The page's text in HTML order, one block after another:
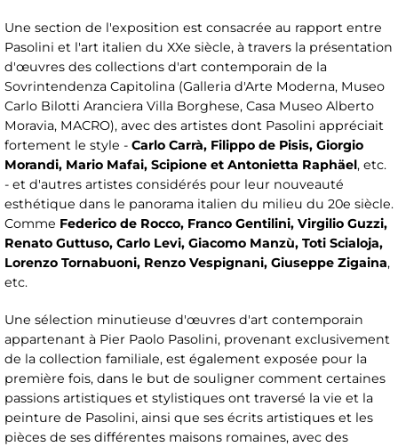
Une section de l'exposition est consacrée au rapport entre
Pasolini et l'art italien du XXe siècle, à travers la présentation
d'œuvres des collections d'art contemporain de la
Sovrintendenza Capitolina (Galleria d'Arte Moderna, Museo
Carlo Bilotti Aranciera Villa Borghese, Casa Museo Alberto
Moravia, MACRO), avec des artistes dont Pasolini appréciait
fortement le style - Carlo Carrà, Filippo de Pisis, Giorgio
Morandi, Mario Mafai, Scipione et Antonietta Raphäel, etc.
- et d'autres artistes considérés pour leur nouveauté
esthétique dans le panorama italien du milieu du 20e siècle.
Comme Federico de Rocco, Franco Gentilini, Virgilio Guzzi,
Renato Guttuso, Carlo Levi, Giacomo Manzù, Toti Scialoja,
Lorenzo Tornabuoni, Renzo Vespignani, Giuseppe Zigaina,
etc.
Une sélection minutieuse d'œuvres d'art contemporain
appartenant à Pier Paolo Pasolini, provenant exclusivement
de la collection familiale, est également exposée pour la
première fois, dans le but de souligner comment certaines
passions artistiques et stylistiques ont traversé la vie et la
peinture de Pasolini, ainsi que ses écrits artistiques et les
pièces de ses différentes maisons romaines, avec des